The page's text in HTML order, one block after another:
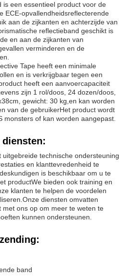
is een essentieel product voor de
ECE-opvallendheidsreflecterende
aan de zijkanten en achterzijde van
reflectieband geschikt is
en aan de zijkanten van
verminderen en de
Tape heeft een minimale
en is verkrijgbaar tegen een
heeft een aanvoercapaciteit
zijn 1 rol/doos, 24 dozen/doos,
gewicht: 30 kg,en kan worden
van de gebruikerHet product wordt
monsters of kan worden aangepast.
technische ondersteuning
en klanttevredenheid te
is beschikbaar om u te
productWe bieden ook training en
klanten te helpen de voordelen
diensten omvatten
met ons op om meer te weten te
kunnen ondersteunen.
band